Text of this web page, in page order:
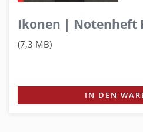
Ikonen | Notenheft
(7,3 MB)
IN DEN